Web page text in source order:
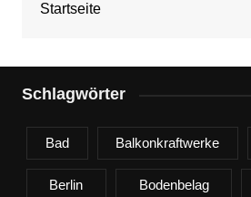
Startseite
Schlagwörter
Bad Balkonkraftwerke
Berlin Bodenbelag